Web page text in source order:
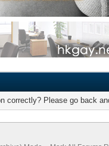
correctly? Please go back